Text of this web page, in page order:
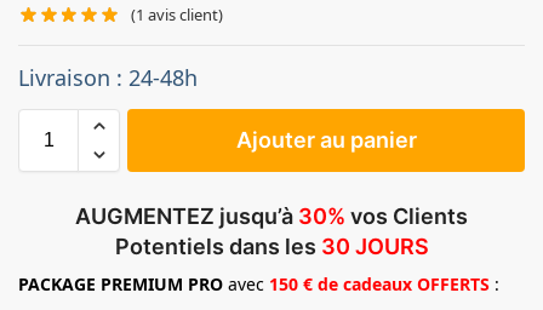
(1 avis client)
Livraison : 24-48h
Ajouter au panier
AUGMENTEZ jusqu’à 30% vos Clients
Potentiels dans les 30 JOURS
PACKAGE PREMIUM PRO avec 150 € de cadeaux OFFERTS :